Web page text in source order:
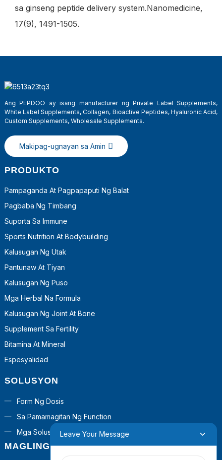
sa ginseng peptide delivery system.Nanomedicine,
17(9), 1491-1505.
Ang PEPDOO ay isang manufacturer ng Private Label Supplements,
White Label Supplements, Collagen, Bioactive Peptides, Hyaluronic Acid,
Custom Supplements, Wholesale Supplements.
Makipag-ugnayan sa Amin
PRODUKTO
Pampaganda At Pagpapaputi Ng Balat
Pagbaba Ng Timbang
Suporta Sa Immune
Sports Nutrition At Bodybuilding
Kalusugan Ng Utak
Pantunaw At Tiyan
Kalusugan Ng Puso
Mga Herbal Na Formula
Kalusugan Ng Joint At Bone
Supplement Sa Fertility
Bitamina At Mineral
Espesyalidad
SOLUSYON
Form Ng Dosis
Sa Pamamagitan Ng Function
Mga Solusyon Sa Turnkey
MAGLINGKOD
Leave Your Message